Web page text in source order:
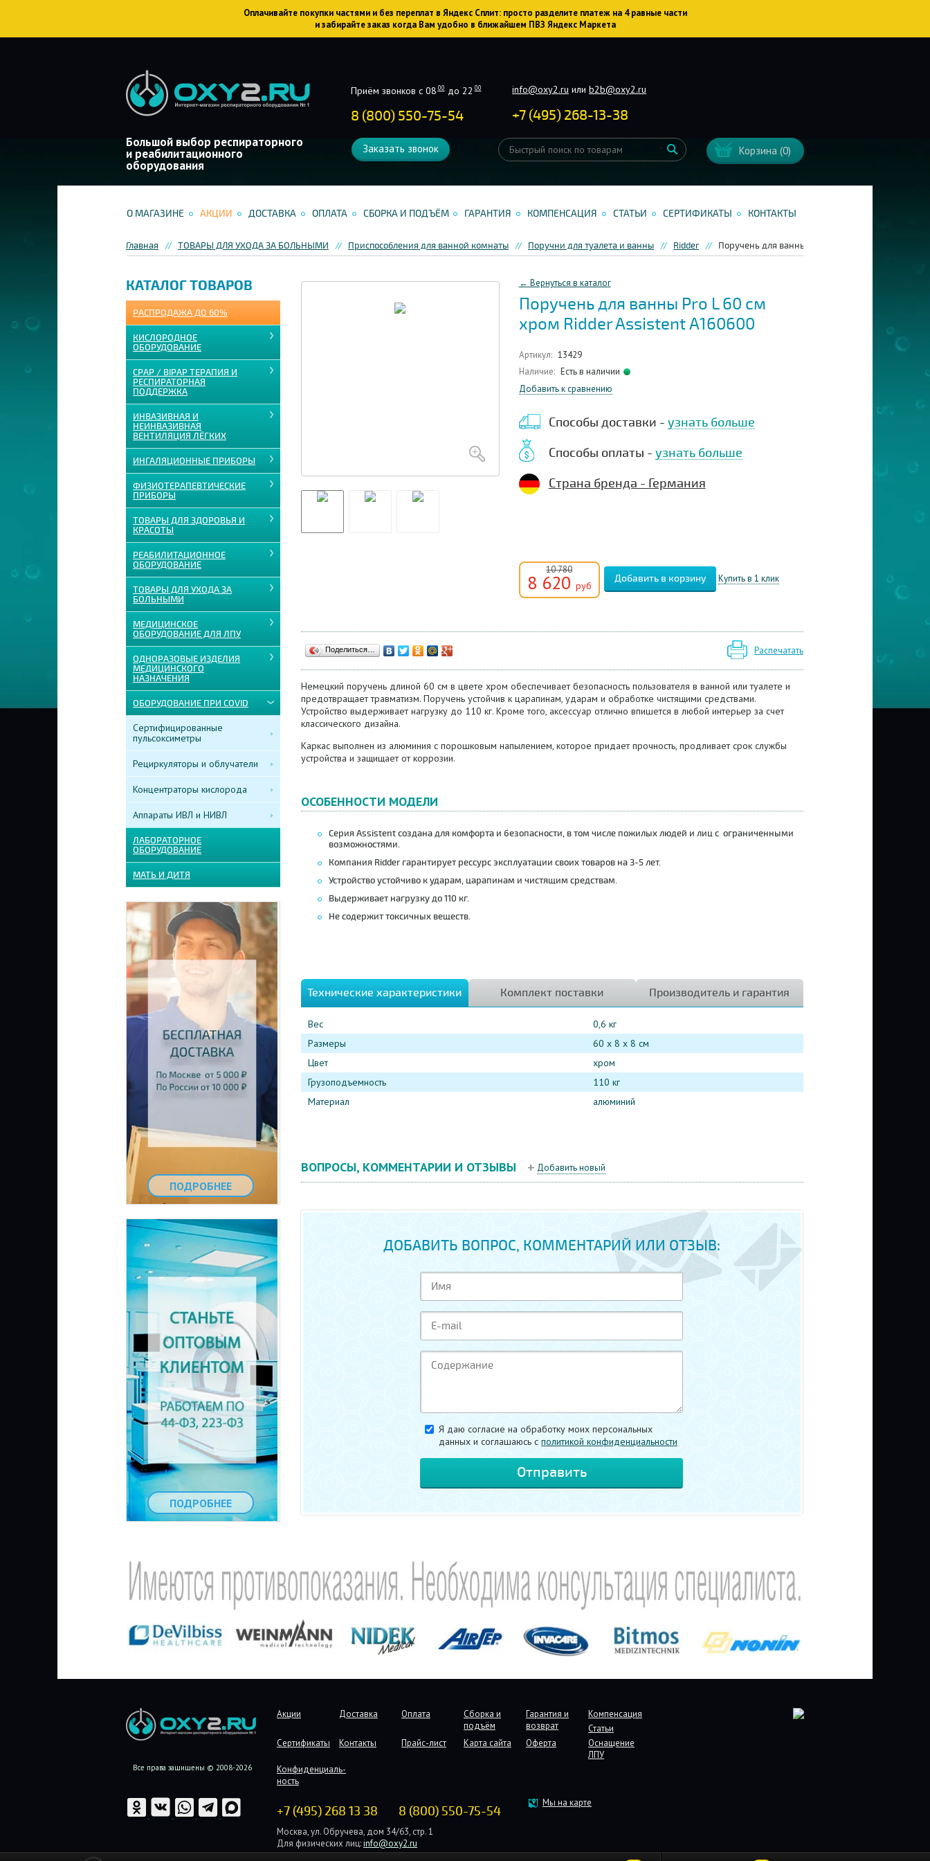
Оплачивайте покупки частями и без переплат в Яндекс Сплит: просто разделите платеж на 4 равные части
и забирайте заказ когда Вам удобно в ближайшем ПВЗ Яндекс Маркета
Большой выбор респираторного
и реабилитационного
оборудования
Приём звонков с 08 00до 22 00
8 (800) 550-75-54
info@oxy2.ru илиb2b@oxy2.ru
+7 (495) 268-13-38
Заказать звонок Корзина(0)
О МАГАЗИНЕ АКЦИИ ДОСТАВКА ОПЛАТА СБОРКА И ПОДЪЁМ ГАРАНТИЯ КОМПЕНСАЦИЯ СТАТЬИ СЕРТИФИКАТЫ КОНТАКТЫ
Главная ТОВАРЫ ДЛЯ УХОДА ЗА БОЛЬНЫМИ Приспособления для ванной комнаты Поручни для туалета и ванны Ridder Поручень для ванны Pro L 60 см хром Ridder
КАТАЛОГ ТОВАРОВ
РАСПРОДАЖА ДО 60%
КИСЛОРОДНОЕ
ОБОРУДОВАНИЕ
CPAP / BIPAP ТЕРАПИЯ И
РЕСПИРАТОРНАЯ
ПОДДЕРЖКА
ИНВАЗИВНАЯ И
НЕИНВАЗИВНАЯ
ВЕНТИЛЯЦИЯ ЛЁГКИХ
ИНГАЛЯЦИОННЫЕ ПРИБОРЫ
ФИЗИОТЕРАПЕВТИЧЕСКИЕ
ПРИБОРЫ
ТОВАРЫ ДЛЯ ЗДОРОВЬЯ И
КРАСОТЫ
РЕАБИЛИТАЦИОННОЕ
ОБОРУДОВАНИЕ
ТОВАРЫ ДЛЯ УХОДА ЗА
БОЛЬНЫМИ
МЕДИЦИНСКОЕ
ОБОРУДОВАНИЕ ДЛЯ ЛПУ
ОДНОРАЗОВЫЕ ИЗДЕЛИЯ
МЕДИЦИНСКОГО
НАЗНАЧЕНИЯ
ОБОРУДОВАНИЕ ПРИ COVID
Сертифицированные
пульсоксиметры
Рециркуляторы и облучатели
Концентраторы кислорода
Аппараты ИВЛ и НИВЛ
ЛАБОРАТОРНОЕ
ОБОРУДОВАНИЕ
МАТЬ И ДИТЯ
ПОДРОБНЕЕ
ПОДРОБНЕЕ
← Вернуться в каталог
Поручень для ванны Pro L 60 см
хром Ridder Assistent А160600
Артикул: 13429
Наличие: Есть в наличии
Добавить к сравнению
Способы доставки - узнать больше
Способы оплаты - узнать больше
Страна бренда - Германия
10 780
8 620 руб
Купить в 1 клик
Поделиться… Распечатать
Немецкий поручень длиной 60 см в цвете хром обеспечивает безопасность пользователя в ванной или туалете и
предотвращает травматизм. Поручень устойчив к царапинам, ударам и обработке чистящими средствами.
Устройство выдерживает нагрузку до 110 кг. Кроме того, аксессуар отлично впишется в любой интерьер за счет
классического дизайна.
Каркас выполнен из алюминия с порошковым напылением, которое придает прочность, продливает срок службы
устройства и защищает от коррозии.
ОСОБЕННОСТИ МОДЕЛИ
Серия Assistent создана для комфорта и безопасности, в том числе пожилых людей и лиц с ограниченными
возможностями.
Компания Ridder гарантирует рессурс эксплуатации своих товаров на 3-5 лет.
Устройство устойчиво к ударам, царапинам и чистящим средствам.
Выдерживает нагрузку до 110 кг.
Не содержит токсичных веществ.
Технические характеристики Комплект поставки Производитель и гарантия
Вес
0,6 кг
Размеры
60 x 8 x 8 см
Цвет
хром
Грузоподъемность
110 кг
Материал
алюминий
ВОПРОСЫ, КОММЕНТАРИИ И ОТЗЫВЫ Добавить новый
ДОБАВИТЬ ВОПРОС, КОММЕНТАРИЙ ИЛИ ОТЗЫВ:
Я даю согласие на обработку моих персональных
данных и соглашаюсь cполитикой конфиденциальности
Все права защищены © 2008-2026
Акции Доставка Оплата
Сборка и
подъём
Гарантия и
возврат
Компенсация
Статьи
Сертификаты
Контакты Прайс-лист Карта сайта Оферта
Оснащение
ЛПУ
Конфиденциаль-
ность
+7 (495) 268 13 38 8 (800) 550-75-54
Москва, ул. Обручева, дом 34/63, стр. 1
Для физических лиц:info@oxy2.ru
Для юридических лиц:b2b@oxy2.ru
Мы на карте